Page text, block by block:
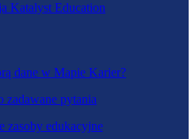
dane w Mapie Karier?
zadawane pytania
zasoby edukacyjne
Katalyst Education